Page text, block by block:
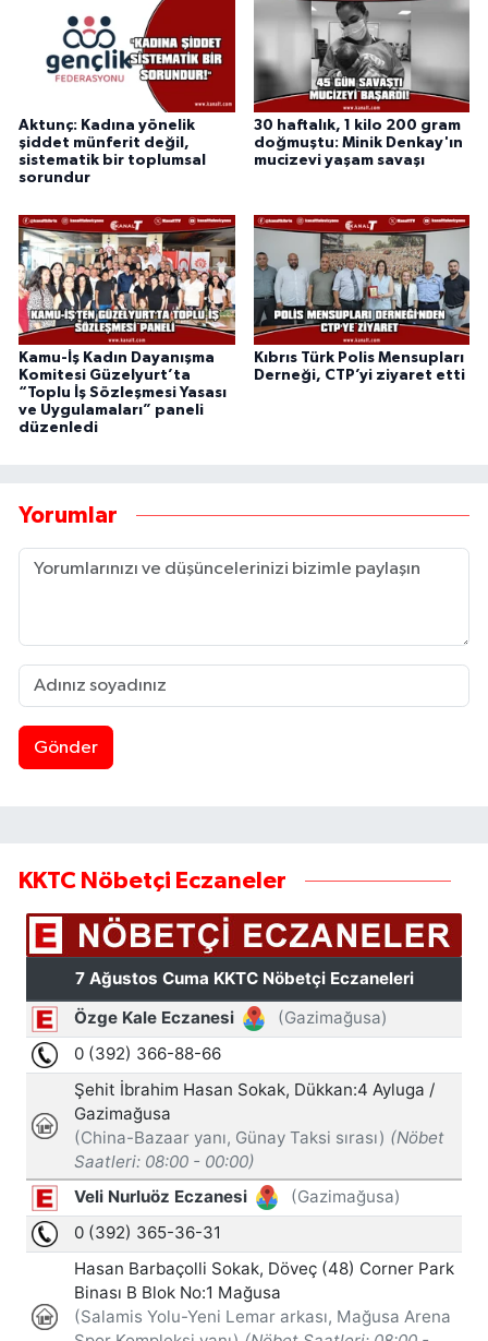
Aktunç: Kadına yönelik
şiddet münferit değil,
sistematik bir toplumsal
sorundur
30 haftalık, 1 kilo 200 gram
doğmuştu: Minik Denkay'ın
mucizevi yaşam savaşı
Kamu-İş Kadın Dayanışma
Komitesi Güzelyurt’ta
“Toplu İş Sözleşmesi Yasası
ve Uygulamaları” paneli
düzenledi
Kıbrıs Türk Polis Mensupları
Derneği, CTP’yi ziyaret etti
Yorumlar
Gönder
KKTC Nöbetçi Eczaneler